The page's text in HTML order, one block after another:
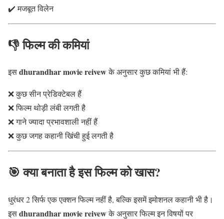
✔️ मजबूत विलेन
👎 फिल्म की कमियां
इसdhurandhar movie reivewके अनुसार कुछ कमियां भी हैं:
❌ कुछ सीन प्रेडिक्टेबल हैं
❌ फिल्म थोड़ी लंबी लगती है
❌ गाने ज्यादा प्रभावशाली नहीं हैं
❌ कुछ जगह कहानी खिंची हुई लगती है
🎯 क्या बनाता है इस फिल्म को खास?
धुरंधर 2 सिर्फ एक एक्शन फिल्म नहीं है, बल्कि इसमें इमोशनल कहानी भी है।
इसdhurandhar movie reivewके अनुसार फिल्म इन विषयों पर